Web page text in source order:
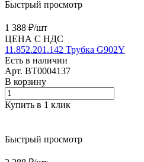
Быстрый просмотр
1 388 ₽/шт
ЦЕНА С НДС
11.852.201.142 Трубка G902Y
Есть в наличии
Арт. BT0004137
В корзину
Купить в 1 клик
Быстрый просмотр